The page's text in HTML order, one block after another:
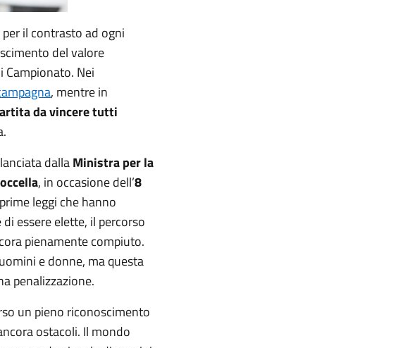
il contrasto ad ogni
del valore
Campionato. Nei
, mentre in
da vincere tutti
dallaMinistra per la
, in occasione dell’8
leggi che hanno
essere elette, il percorso
pienamente compiuto.
e donne, ma questa
penalizzazione.
un pieno riconoscimento
ostacoli. Il mondo